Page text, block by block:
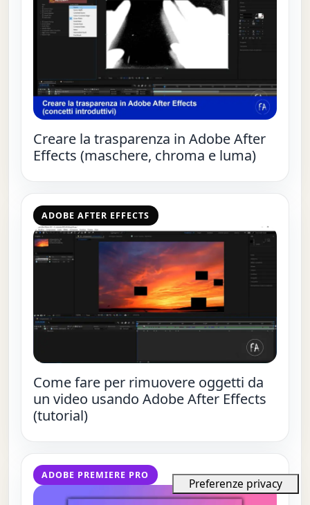
Creare la trasparenza in Adobe After
Effects (maschere, chroma e luma)
ADOBE AFTER EFFECTS
Come fare per rimuovere oggetti da
un video usando Adobe After Effects
(tutorial)
ADOBE PREMIERE PRO